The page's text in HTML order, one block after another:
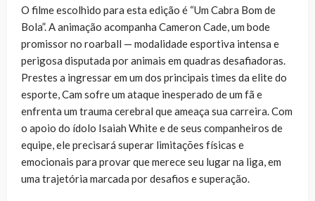
O filme escolhido para esta edição é “Um Cabra Bom de
Bola”. A animação acompanha Cameron Cade, um bode
promissor no roarball — modalidade esportiva intensa e
perigosa disputada por animais em quadras desafiadoras.
Prestes a ingressar em um dos principais times da elite do
esporte, Cam sofre um ataque inesperado de um fã e
enfrenta um trauma cerebral que ameaça sua carreira. Com
o apoio do ídolo Isaiah White e de seus companheiros de
equipe, ele precisará superar limitações físicas e
emocionais para provar que merece seu lugar na liga, em
uma trajetória marcada por desafios e superação.